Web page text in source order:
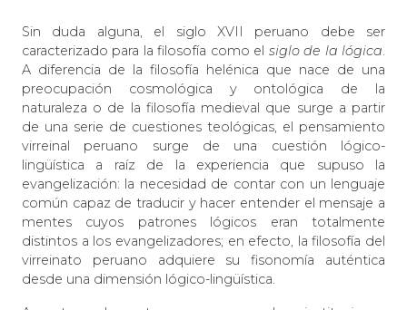
Sin duda alguna, el siglo XVII peruano debe ser
caracterizado para la filosofía como el siglo de la lógica.
A diferencia de la filosofía helénica que nace de una
preocupación cosmológica y ontológica de la
naturaleza o de la filosofía medieval que surge a partir
de una serie de cuestiones teológicas, el pensamiento
virreinal peruano surge de una cuestión lógico-
lingüística a raíz de la experiencia que supuso la
evangelización: la necesidad de contar con un lenguaje
común capaz de traducir y hacer entender el mensaje a
mentes cuyos patrones lógicos eran totalmente
distintos a los evangelizadores; en efecto, la filosofía del
virreinato peruano adquiere su fisonomía auténtica
desde una dimensión lógico-lingüística.